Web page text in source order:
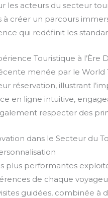
les acteurs du secteur
à créer un parcours
qui redéfinit les
Touristique à l’Ère
menée par le World
réservation, illustrant
en ligne intuitive,
respecter des
dans le Secteur du
plus performantes
de chaque
guidées, combinée à